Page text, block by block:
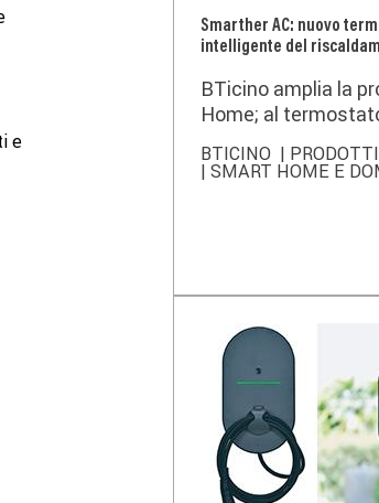
e
Smarther AC: nuovo
intelligente del
BTicino amplia la
Home; al
Smarther AC, il
raffrescamento
BTICINO | PRODOTTI
| SMART HOME E